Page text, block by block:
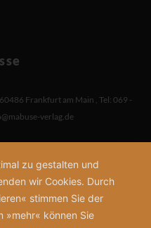
60486 Frankfurt am Main , Tel: 069 -
verlag.de
zu gestalten und
wir Cookies. Durch
stimmen Sie der
»mehr« können Sie